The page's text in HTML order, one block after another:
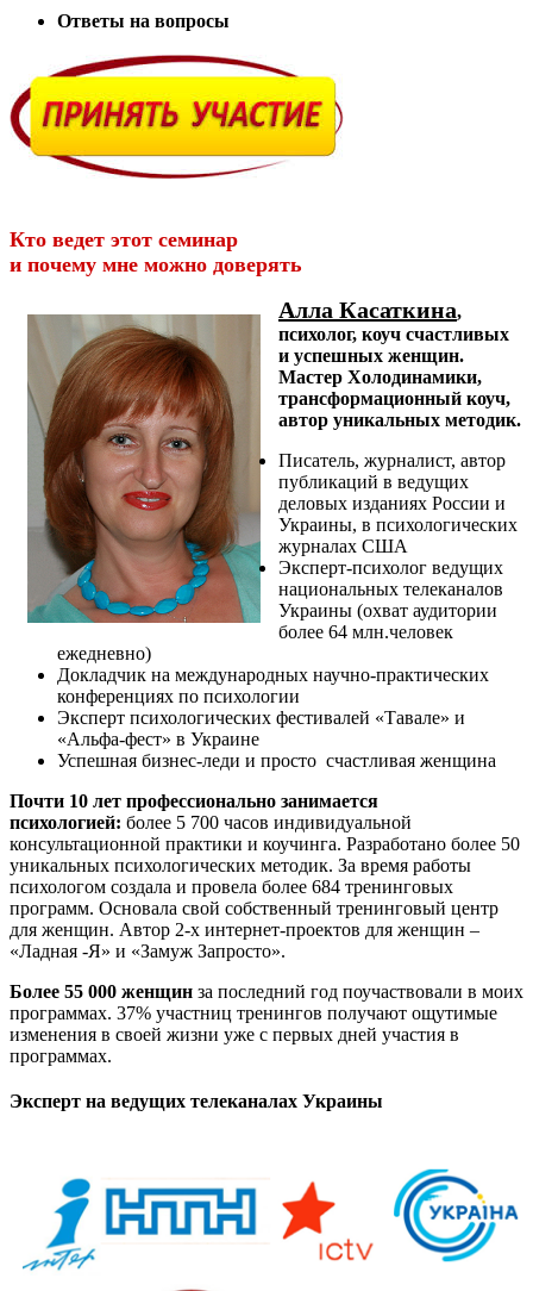
Ответы на вопросы
Кто ведет этот семинар
и почему мне можно доверять
Алла Касаткина,
психолог, коуч счастливых
и успешных женщин.
Мастер Холодинамики,
трансформационный коуч,
автор уникальных методик.
Писатель, журналист, автор
публикаций в ведущих
деловых изданиях России и
Украины, в психологических
журналах США
Эксперт-психолог ведущих
национальных телеканалов
Украины (охват аудитории
более 64 млн.человек
ежедневно)
Докладчик на международных научно-практических
конференциях по психологии
Эксперт психологических фестивалей «Тавале» и
«Альфа-фест» в Украине
Успешная бизнес-леди и просто счастливая женщина
Почти 10 лет профессионально занимается
психологией: более 5 700 часов индивидуальной
консультационной практики и коучинга. Разработано более 50
уникальных психологических методик. За время работы
психологом создала и провела более 684 тренинговых
программ. Основала свой собственный тренинговый центр
для женщин. Автор 2-х интернет-проектов для женщин –
«Ладная -Я» и «Замуж Запросто».
Более 55 000 женщин за последний год поучаствовали в моих
программах. 37% участниц тренингов получают ощутимые
изменения в своей жизни уже с первых дней участия в
программах.
Эксперт на ведущих телеканалах Украины